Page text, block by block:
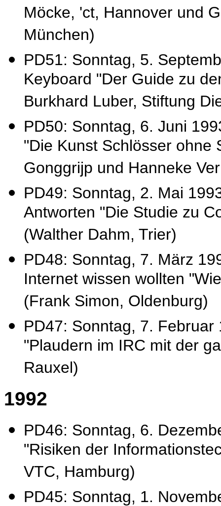
Möcke, 'ct, Hannover und
München)
PD51: Sonntag, 5.
Keyboard "Der Guide zu
Burkhard Luber, Stiftung
PD50: Sonntag, 6. Juni
"Die Kunst Schlösser ohne
Gonggrijp und Hanneke
PD49: Sonntag, 2. Mai
Antworten "Die Studie zu
(Walther Dahm, Trier)
PD48: Sonntag, 7. März
Internet wissen wollten
(Frank Simon, Oldenburg)
PD47: Sonntag, 7.
"Plaudern im IRC mit der
Rauxel)
1992
PD46: Sonntag, 6.
"Risiken der
VTC, Hamburg)
PD45: Sonntag, 1.